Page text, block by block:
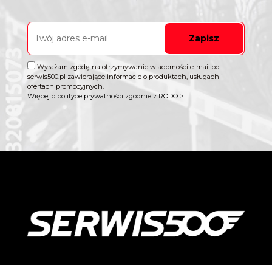
Zapisz
Wyrażam zgodę na otrzymywanie wiadomości e-mail od
serwis500.pl zawierające informacje o produktach, usługach i
ofertach promocyjnych.
Więcej o polityce prywatności zgodnie z RODO >